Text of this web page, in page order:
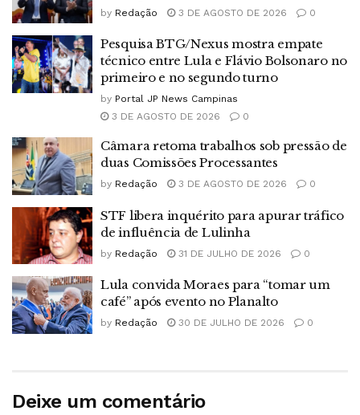
by Redação 3 DE AGOSTO DE 2026 0
Pesquisa BTG/Nexus mostra empate
técnico entre Lula e Flávio Bolsonaro no
primeiro e no segundo turno
by Portal JP News Campinas
3 DE AGOSTO DE 2026
0
Câmara retoma trabalhos sob pressão de
duas Comissões Processantes
by Redação 3 DE AGOSTO DE 2026 0
STF libera inquérito para apurar tráfico
de influência de Lulinha
by Redação 31 DE JULHO DE 2026 0
Lula convida Moraes para “tomar um
café” após evento no Planalto
by Redação 30 DE JULHO DE 2026 0
Deixe um comentário